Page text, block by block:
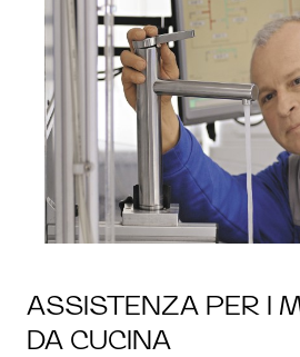
ASSISTENZA PER I
DA CUCINA